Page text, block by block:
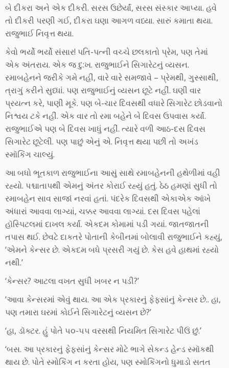
બે દીકરા અને એક દીકરી. સરસ ઉછેર્યાં, સરસ સંસ્કાર આપ્યા. હવે
તો દીકરી પરણી ગઈ, દીકરા ઘણા આગળ વધ્યા. સારું કમાતા થયા.
રાજુભાઈ નિવૃત્ત થયા.
કેવો ભર્યો ભર્યો સંસાર! પતિ-પત્ની વચ્ચે છલકાતો પ્રેમ, પણ તેમાં
એક અંતરાય. એક જ દુ:ખ. રાજુભાઈને સિગારેટનું વ્યસન.
રમાબહેનને જરીકે ગમે નહીં, વારે વારે સમજાવે – પ્રેમથી, ગુસ્સાથી,
ત્રાગું કરીને સુધ્ધાં. પણ રાજુભાઈનું વ્યસન છૂટે નહીં. ઘણી વાર
પ્રયત્ન કરે, પાણી મૂકે. પણ બે-ચાર દિવસથી વધારે સિગારેટ છોડવાનો
નિશ્વય ટકે નહીં. એક વાર તો રમા બહેને બે દિવસ ઉપવાસ કર્યાં.
રાજુભાઈએ પણ બે દિવસ ખાધું નહીં. ત્યારે વળી આઠ-દસ દિવસ
સિગારેટ છૂટેલી. પણ પાછું એનું એ. નિવૃત્ત થયા પછી તો અખંડ
સ્મૉકિંગ ચાલ્યું.
આ બધો ભૂતકાળ રાજુભાઈના આસું સાથે રમાબહેનની હથેળીમાં વહી
રહ્યો. પશ્ચાતાપથી એમનું અંતર કોરાઈ રહ્યું હતું. ઠેઠ હમણાં સુધી તો
રમાબહેન સાવ સાજાં નરવાં હતાં. પંદરેક દિવસથી એકાએક આંખે
અંધારાં આવવા લાગ્યાં, ચક્કર આવવા લાગ્યાં. દસ દિવસ પહેલાં
હૉસ્પિટલમાં દાખલ કર્યાં. એકદમ કોમામાં પડી ગયાં. જાતજાતની
તપાસ થઈ. છેવટે દાકતરે પોતાની કેબીનમાં બોલાવી રાજુભાઈને કહ્યું,
‘એમને કેન્સર છે. એકદમ બધે પ્રસરી ગયું છે. કેસ હવે હાથમાં રહ્યો
નથી.’
‘કેન્સર? આટલા વખત સુધી ખબર ન પડી?’
‘આવા કેન્સરમાં એવું થાય. આ એક પ્રકારનું ફેફસાંનું કેન્સર છે.. હા,
પણ તમારા ઘરમાં કોઈને સિગારેટનું વ્યસન છે?’
‘હા, ડૉક્ટર. હું પોતે ૫૦-૫૫ વરસથી નિયમિત સિગારેટ પીઉં છું.’
‘બસ. આ પ્રકારનું ફેફસાંનું કેન્સર મોટે ભાગે સેકન્ડ હેન્ડ સ્મૉકથી
થાય છે. પોતે સ્મોકિંગ ન કરતા હોય, પણ સ્મોકિંગનો ધુમાડો સતત